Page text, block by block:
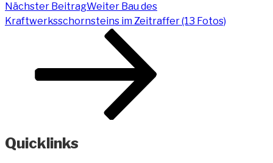
Nächster BeitragWeiter Bau des
Kraftwerksschornsteins im Zeitraffer (13 Fotos)
Quicklinks